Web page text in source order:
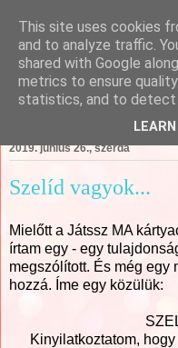
Csajági
2019. június 26., szerda
Szelíd vagyok...
Mielőtt a Játssz MA
írtam egy - egy
megszólított. És még egy
hozzá. Íme egy közülük:
Kinyilatkoztatom,
This site uses cookies
and to analyze traffic.
shared with Google
metrics to ensure
statistics, and to detect